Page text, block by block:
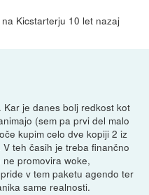
Kicstarterju 10 let nazaj
je danes bolj redkost kot
(sem pa prvi del malo
kupim celo dve kopiji 2 iz
teh časih je treba finančno
promovira woke,
v tem paketu agendo ter
same realnosti.